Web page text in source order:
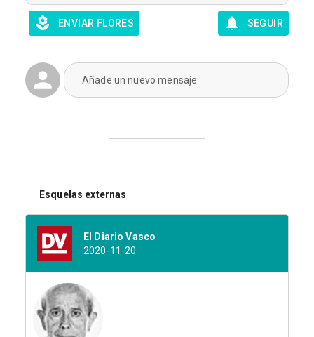
ENVIAR FLORES SEGUIR
Añade un nuevo mensaje
Esquelas externas
El Diario Vasco
2020-11-20